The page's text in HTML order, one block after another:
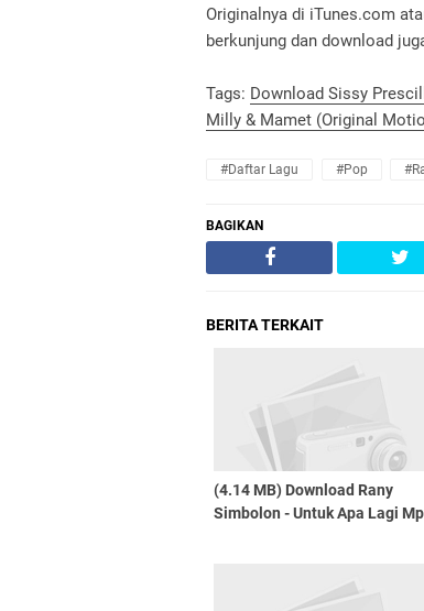
Originalnya di iTunes.com
berkunjung dan download
Tags: Download Sissy
Milly & Mamet (Original
#Daftar Lagu #Pop
BAGIKAN
BERITA TERKAIT
(4.14 MB) Download Rany
Simbolon - Untuk Apa Lagi